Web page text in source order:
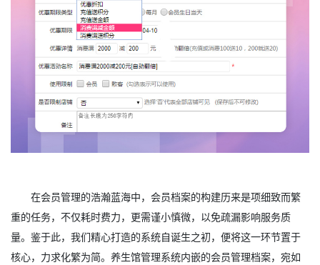
在会员管理的浩瀚蓝海中，会员档案的构建历来是项细致而繁
重的任务，不仅耗时费力，更需谨小慎微，以免疏漏影响服务质
量。鉴于此，我们精心打造的系统自诞生之初，便将这一环节置于
核心，力求化繁为简。养生馆管理系统内嵌的会员管理档案，宛如